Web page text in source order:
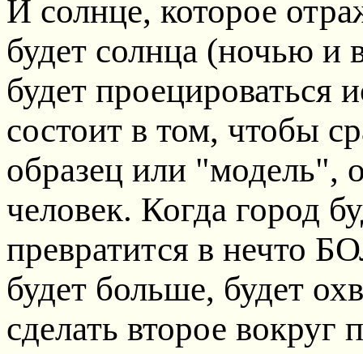
И солнце, которое
будет солнца (ночью и
будет проецироваться
состоит в том, чтобы
образец или "модель",
человек. Когда город
превратится в нечто
будет больше, будет
сделать второе вокруг